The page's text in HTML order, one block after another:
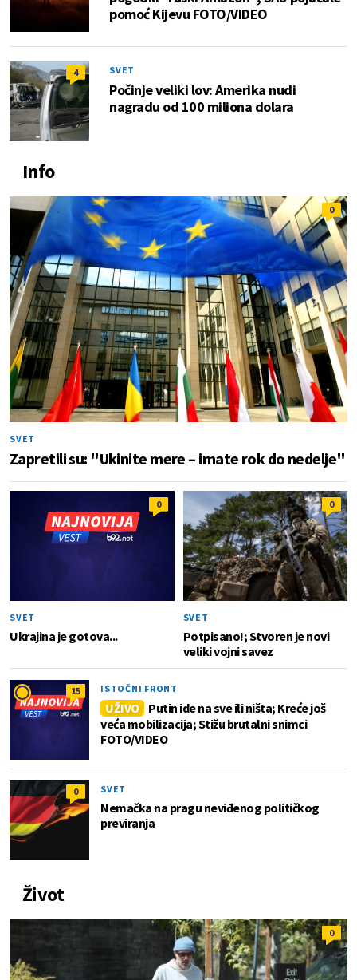
pomoć Kijevu FOTO/VIDEO
4 SVET
Počinje veliki lov: Amerika nudi
nagradu od 100 miliona dolara
Info
0
SVET
Zapretili su: "Ukinite mere – imate rok do nedelje"
0
SVET
Ukrajina je gotova...
0
SVET
Potpisano!; Stvoren je novi
veliki vojni savez
15 ISTOČNI FRONT
UŽIVO
Putin ide na sve ili ništa; Kreće još
veća mobilizacija; Stižu brutalni snimci
FOTO/VIDEO
0 SVET
Nemačka na pragu neviđenog političkog
previranja
Život
0